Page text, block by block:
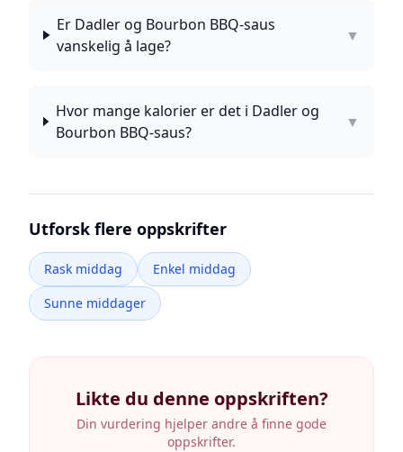
Er Dadler og Bourbon BBQ-saus
vanskelig å lage?
▼
Hvor mange kalorier er det i Dadler og
Bourbon BBQ-saus?
▼
Utforsk flere oppskrifter
Rask middag
Enkel middag
Sunne middager
Likte du denne oppskriften?
Din vurdering hjelper andre å finne gode
oppskrifter.